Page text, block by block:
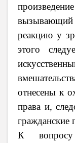
реакцию у
этого
отнесены к
права и,
гражданские
К вопросу